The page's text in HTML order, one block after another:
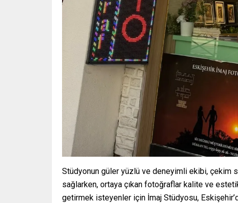
Stüdyonun güler yüzlü ve deneyimli ekibi,
sağlarken, ortaya çıkan fotoğraflar kalite ve estetik
getirmek isteyenler için İmaj Stüdyosu,